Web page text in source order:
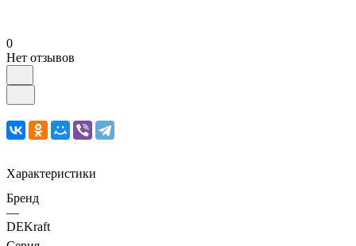
0
Нет отзывов
Характеристики
Бренд
—
DEKraft